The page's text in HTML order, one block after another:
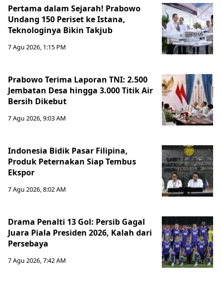
Pertama dalam Sejarah! Prabowo
Undang 150 Periset ke Istana,
Teknologinya Bikin Takjub
7 Agu 2026, 1:15 PM
Prabowo Terima Laporan TNI: 2.500
Jembatan Desa hingga 3.000 Titik Air
Bersih Dikebut
7 Agu 2026, 9:03 AM
Indonesia Bidik Pasar Filipina,
Produk Peternakan Siap Tembus
Ekspor
7 Agu 2026, 8:02 AM
Drama Penalti 13 Gol: Persib Gagal
Juara Piala Presiden 2026, Kalah dari
Persebaya
7 Agu 2026, 7:42 AM